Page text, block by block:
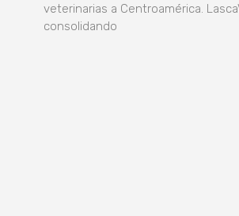
veterinarias a Centroamérica.
consolidando